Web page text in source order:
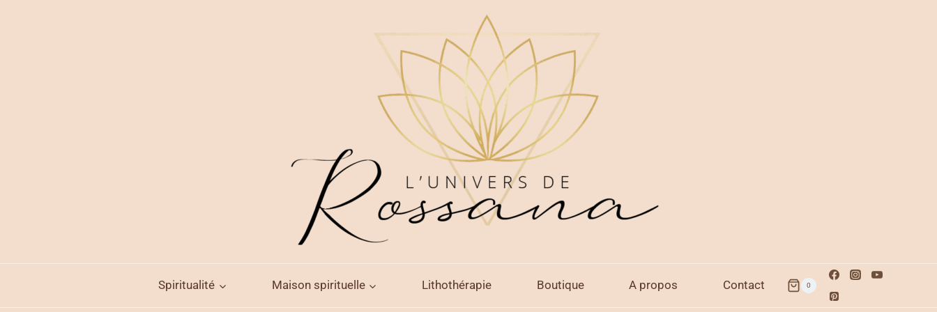
Spiritualité Maison spirituelle Lithothérapie Boutique A propos Contact 0